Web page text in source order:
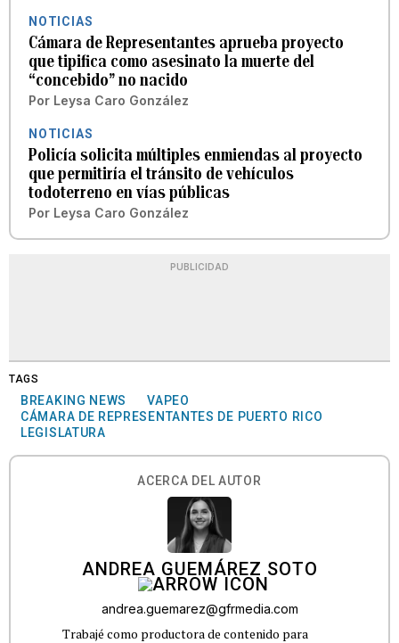
NOTICIAS
Cámara de Representantes aprueba proyecto
que tipifica como asesinato la muerte del
“concebido” no nacido
Por Leysa Caro González
NOTICIAS
Policía solicita múltiples enmiendas al proyecto
que permitiría el tránsito de vehículos
todoterreno en vías públicas
Por Leysa Caro González
PUBLICIDAD
TAGS
BREAKING NEWS
VAPEO
CÁMARA DE REPRESENTANTES DE PUERTO RICO
LEGISLATURA
ACERCA DEL AUTOR
ANDREA GUEMÁREZ SOTO
andrea.guemarez@gfrmedia.com
Trabajé como productora de contenido para